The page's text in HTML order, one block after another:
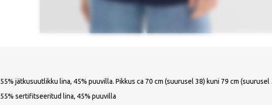
55% jätkusuutlikku lina, 45% puuvilla. Pikkus ca 70 cm (suurusel 38) kuni 79 cm (suurusel
55% sertifitseeritud lina, 45% puuvilla